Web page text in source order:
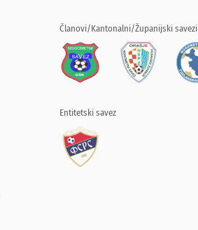
Članovi/Kantonalni/Županijski savezi
Entitetski savez